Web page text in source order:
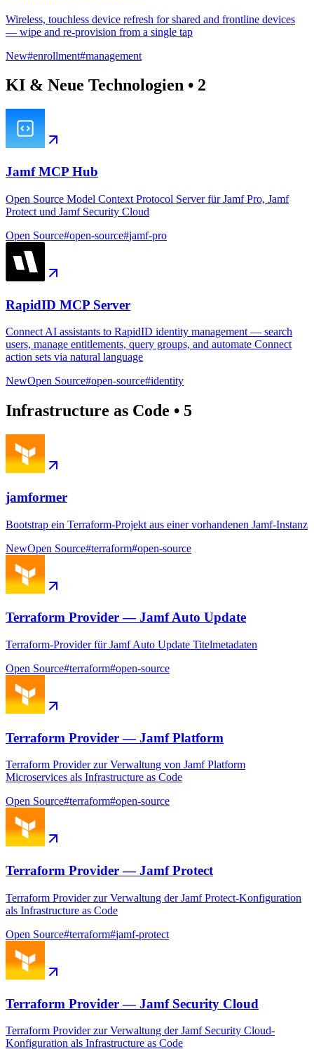
Wireless, touchless device refresh for shared and frontline devices
— wipe and re-provision from a single tap
New#enrollment#management
KI & Neue Technologien • 2
Jamf MCP Hub
Open Source Model Context Protocol Server für Jamf Pro, Jamf
Protect und Jamf Security Cloud
Open Source#open-source#jamf-pro
RapidID MCP Server
Connect AI assistants to RapidID identity management — search
users, manage entitlements, query groups, and automate Connect
action sets via natural language
NewOpen Source#open-source#identity
Infrastructure as Code • 5
jamformer
Bootstrap ein Terraform-Projekt aus einer vorhandenen Jamf-Instanz
NewOpen Source#terraform#open-source
Terraform Provider — Jamf Auto Update
Terraform-Provider für Jamf Auto Update Titelmetadaten
Open Source#terraform#open-source
Terraform Provider — Jamf Platform
Terraform Provider zur Verwaltung von Jamf Platform
Microservices als Infrastructure as Code
Open Source#terraform#open-source
Terraform Provider — Jamf Protect
Terraform Provider zur Verwaltung der Jamf Protect-Konfiguration
als Infrastructure as Code
Open Source#terraform#jamf-protect
Terraform Provider — Jamf Security Cloud
Terraform Provider zur Verwaltung der Jamf Security Cloud-
Konfiguration als Infrastructure as Code